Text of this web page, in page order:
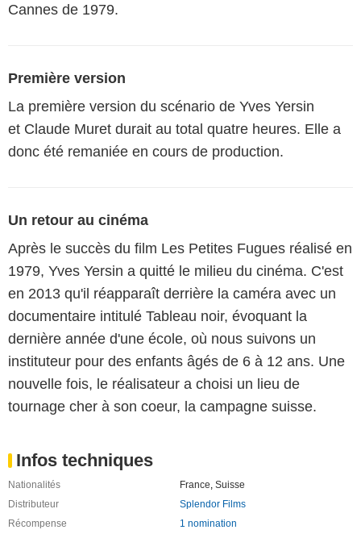
Cannes de 1979.
Première version
La première version du scénario de Yves Yersin
et Claude Muret durait au total quatre heures. Elle a
donc été remaniée en cours de production.
Un retour au cinéma
Après le succès du film Les Petites Fugues réalisé en
1979, Yves Yersin a quitté le milieu du cinéma. C'est
en 2013 qu'il réapparaît derrière la caméra avec un
documentaire intitulé Tableau noir, évoquant la
dernière année d'une école, où nous suivons un
instituteur pour des enfants âgés de 6 à 12 ans. Une
nouvelle fois, le réalisateur a choisi un lieu de
tournage cher à son coeur, la campagne suisse.
Infos techniques
Nationalités France Suisse
Distributeur
Splendor Films
Récompense
1 nomination